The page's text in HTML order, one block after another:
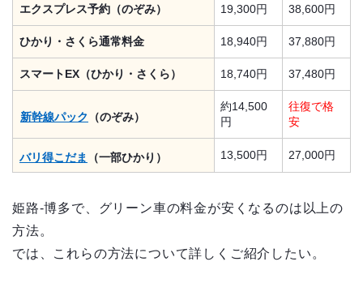
エクスプレス予約（のぞみ） 19,300円 38,600円
ひかり・さくら通常料金 18,940円 37,880円
スマートEX（ひかり・さくら） 18,740円 37,480円
新幹線パック （のぞみ）
約14,500
円
往復で格
安
バリ得こだま （一部ひかり） 13,500円 27,000円
姫路-博多で、グリーン車の料金が安くなるのは以上の
方法。
では、これらの方法について詳しくご紹介したい。